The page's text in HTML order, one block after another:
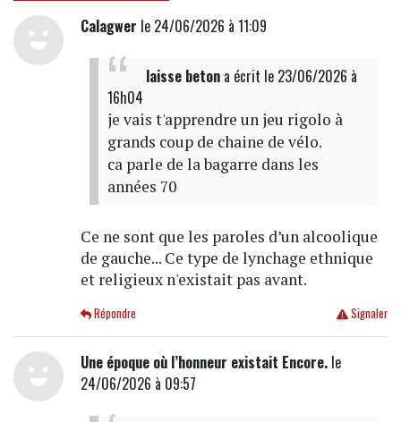
Calagwer le 24/06/2026 à 11:09
laisse betona écrit le 23/06/2026 à
16h04
je vais t'apprendre un jeu rigolo à
grands coup de chaine de vélo.
ca parle de la bagarre dans les
années 70
Ce ne sont que les paroles d’un alcoolique
de gauche... Ce type de lynchage ethnique
et religieux n'existait pas avant.
Signaler
Répondre
Une époque où l’honneur existait Encore.le
24/06/2026 à 09:57